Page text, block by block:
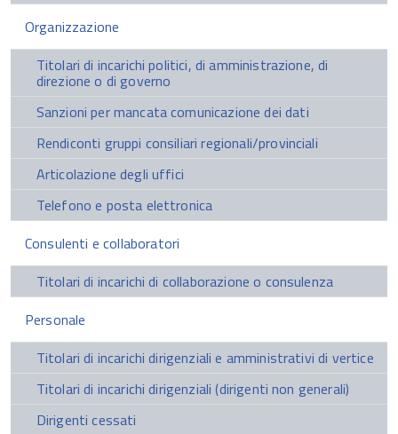
Organizzazione
Titolari di incarichi politici, di amministrazione, di
direzione o di governo
Sanzioni per mancata comunicazione dei dati
Rendiconti gruppi consiliari regionali/provinciali
Articolazione degli uffici
Telefono e posta elettronica
Consulenti e collaboratori
Titolari di incarichi di collaborazione o consulenza
Personale
Titolari di incarichi dirigenziali e amministrativi di vertice
Titolari di incarichi dirigenziali (dirigenti non generali)
Dirigenti cessati